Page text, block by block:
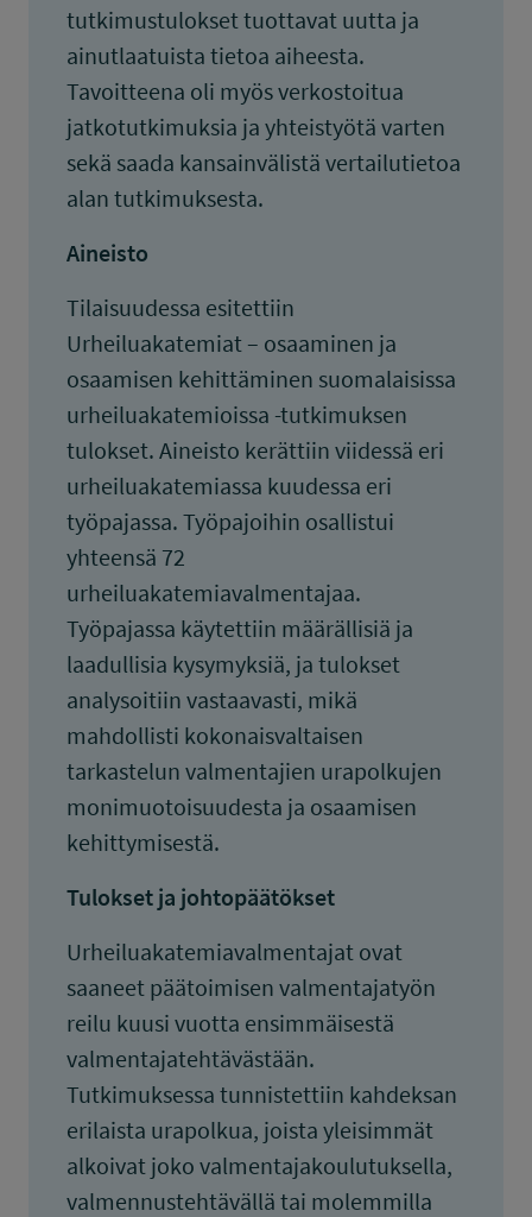
tutkimustulokset tuottavat uutta ja
ainutlaatuista tietoa aiheesta.
Tavoitteena oli myös verkostoitua
jatkotutkimuksia ja yhteistyötä varten
sekä saada kansainvälistä vertailutietoa
alan tutkimuksesta.
Aineisto
Tilaisuudessa esitettiin
Urheiluakatemiat – osaaminen ja
osaamisen kehittäminen suomalaisissa
urheiluakatemioissa -tutkimuksen
tulokset. Aineisto kerättiin viidessä eri
urheiluakatemiassa kuudessa eri
työpajassa. Työpajoihin osallistui
yhteensä 72
urheiluakatemiavalmentajaa.
Työpajassa käytettiin määrällisiä ja
laadullisia kysymyksiä, ja tulokset
analysoitiin vastaavasti, mikä
mahdollisti kokonaisvaltaisen
tarkastelun valmentajien urapolkujen
monimuotoisuudesta ja osaamisen
kehittymisestä.
Tulokset ja johtopäätökset
Urheiluakatemiavalmentajat ovat
saaneet päätoimisen valmentajatyön
reilu kuusi vuotta ensimmäisestä
valmentajatehtävästään.
Tutkimuksessa tunnistettiin kahdeksan
erilaista urapolkua, joista yleisimmät
alkoivat joko valmentajakoulutuksella,
valmennustehtävällä tai molemmilla